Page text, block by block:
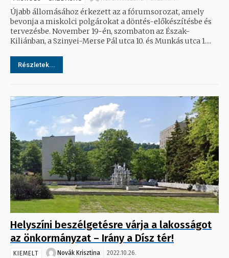
Újabb állomásához érkezett az a fórumsorozat, amely
bevonja a miskolci polgárokat a döntés-előkészítésbe és
tervezésbe. November 19-én, szombaton az Észak-
Kiliánban, a Szinyei-Merse Pál utca 10. és Munkás utca 1....
Részletek...
Helyszíni beszélgetésre várja a lakosságot
az önkormányzat – Irány a Dísz tér!
KIEMELT Novák Krisztina 2022.10.26.